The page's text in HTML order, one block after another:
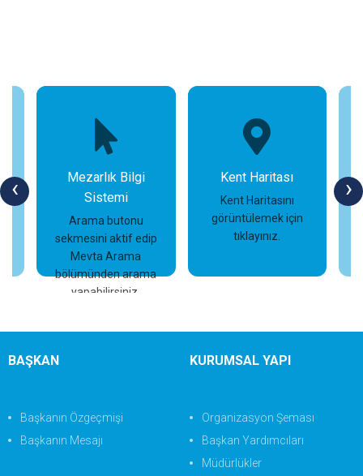
‹ ›
Mezarlık Bilgi
Sistemi
Arama butonu
sekmesini aktif edip
Mevta Arama
bölümünden arama
yapabilirsiniz.
İncele
Kent Haritası
Kent Haritasını
görüntülemek için
tıklayınız.
BAŞKAN
Başkanın Özgeçmişi
Başkanın Mesajı
KURUMSAL YAPI
Organizasyon Şeması
Başkan Yardımcıları
Müdürlükler